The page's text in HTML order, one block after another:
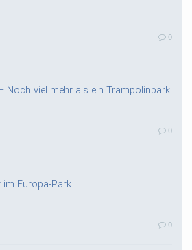
0
Noch viel mehr als ein Trampolinpark!
0
Europa-Park
0